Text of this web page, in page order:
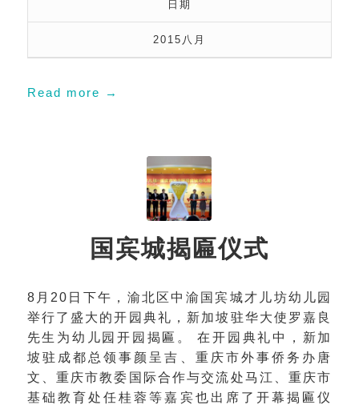
日期
2015八月
Read more →
国宾城揭匾仪式
8月20日下午，渝北区中渝国宾城才儿坊幼儿园
举行了盛大的开园典礼，新加坡驻华大使罗嘉良
先生为幼儿园开园揭匾。 在开园典礼中，新加
坡驻成都总领事颜呈吉、重庆市外事侨务办唐
文、重庆市教委国际合作与交流处马江、重庆市
基础教育处任桂蓉等嘉宾也出席了开幕揭匾仪